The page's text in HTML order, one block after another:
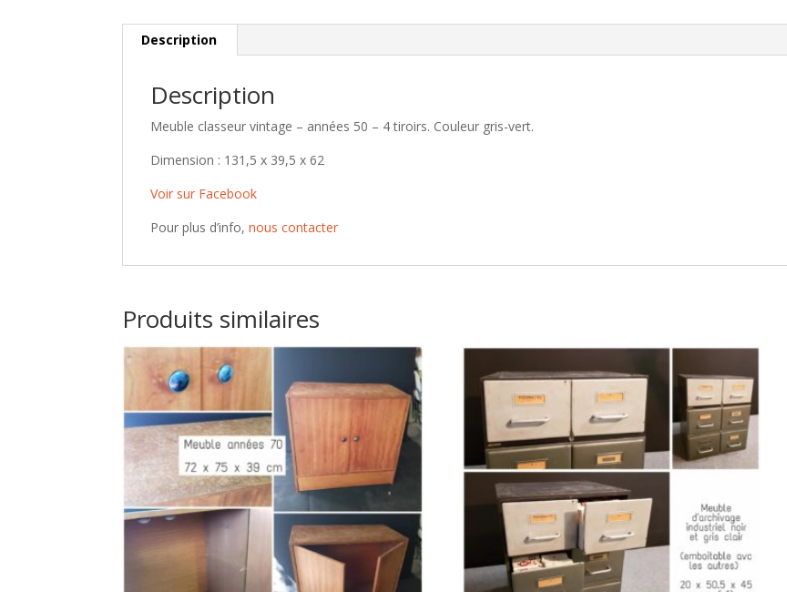
Description
Description
Meuble classeur vintage – années 50 – 4 tiroirs. Couleur gris-vert.
Dimension : 131,5 x 39,5 x 62
Voir sur Facebook
Pour plus d’info,nous contacter
Produits similaires